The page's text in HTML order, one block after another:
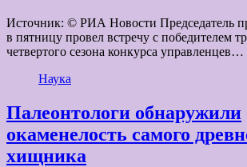
Источник: © РИА Новости Председатель
в пятницу провел встречу с победителем
четвертого сезона конкурса управленцев…
Наука
Палеонтологи обнаружили
окаменелость самого
хищника